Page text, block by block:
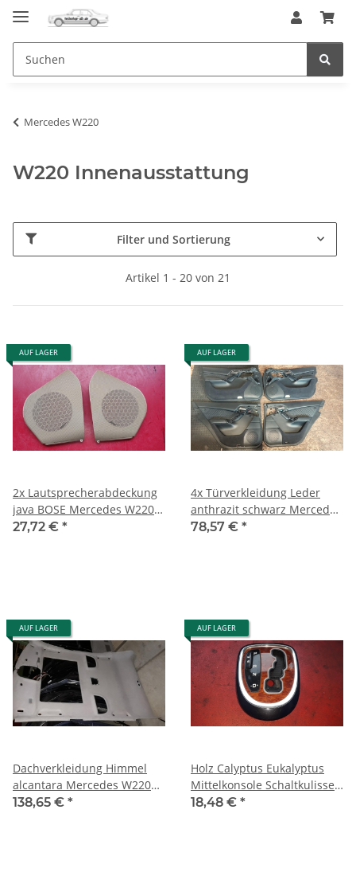
Mercedes W220
W220 Innenausstattung
Filter und Sortierung
Artikel 1 - 20 von 21
AUF LAGER
2x Lautsprecherabdeckung
java BOSE Mercedes W220
2207270588 2207270688
27,72 € *
AUF LAGER
4x Türverkleidung Leder
anthrazit schwarz Mercedes
W220 kurz 2207200770 9B50
78,57 € *
AUF LAGER
Dachverkleidung Himmel
alcantara Mercedes W220
lang 2206900550 7D85
138,65 € *
AUF LAGER
Holz Calyptus Eukalyptus
Mittelkonsole Schaltkulisse
Mercedes W220 2206807239
18,48 € *